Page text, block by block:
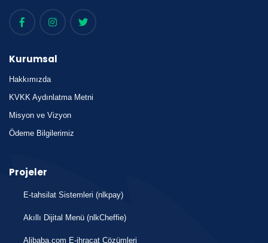
Kurumsal
Hakkımızda
KVKK Aydınlatma Metni
Misyon ve Vizyon
Ödeme Bilgilerimiz
Projeler
E-tahsilat Sistemleri (nlkpay)
Akıllı Dijital Menü (nlkCheffie)
Alibaba.com E-ihracat Çözümleri